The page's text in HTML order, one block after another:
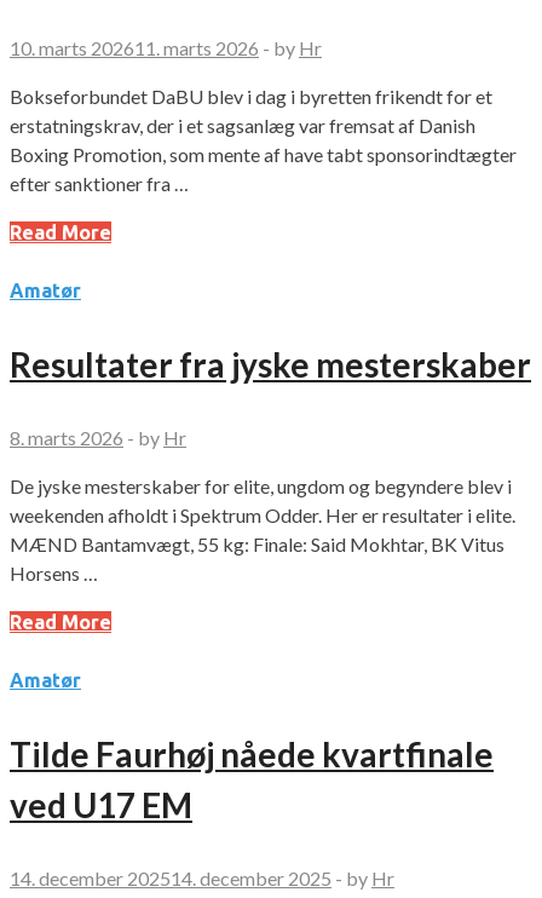
10. marts 202611. marts 2026 - by Hr
Bokseforbundet DaBU blev i dag i byretten frikendt for et
erstatningskrav, der i et sagsanlæg var fremsat af Danish
Boxing Promotion, som mente af have tabt sponsorindtægter
efter sanktioner fra …
Read More
Amatør
Resultater fra jyske mesterskaber
8. marts 2026 - by Hr
De jyske mesterskaber for elite, ungdom og begyndere blev i
weekenden afholdt i Spektrum Odder. Her er resultater i elite.
MÆND Bantamvægt, 55 kg: Finale: Said Mokhtar, BK Vitus
Horsens …
Read More
Amatør
Tilde Faurhøj nåede kvartfinale
ved U17 EM
14. december 202514. december 2025 - by Hr